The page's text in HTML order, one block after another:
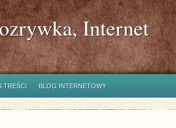
Internet
TREŚCI BLOG INTERNETOWY